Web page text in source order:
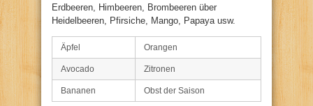
Erdbeeren, Himbeeren, Brombeeren über
Heidelbeeren, Pfirsiche, Mango, Papaya usw.
Äpfel Orangen
Avocado Zitronen
Bananen Obst der Saison